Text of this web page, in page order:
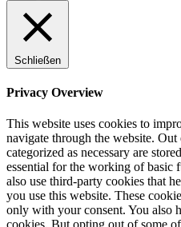
Schließen
Privacy Overview
This website uses cookies to
navigate through the website. Out
categorized as necessary are
essential for the working of basic
also use third-party cookies that
you use this website. These
only with your consent. You also